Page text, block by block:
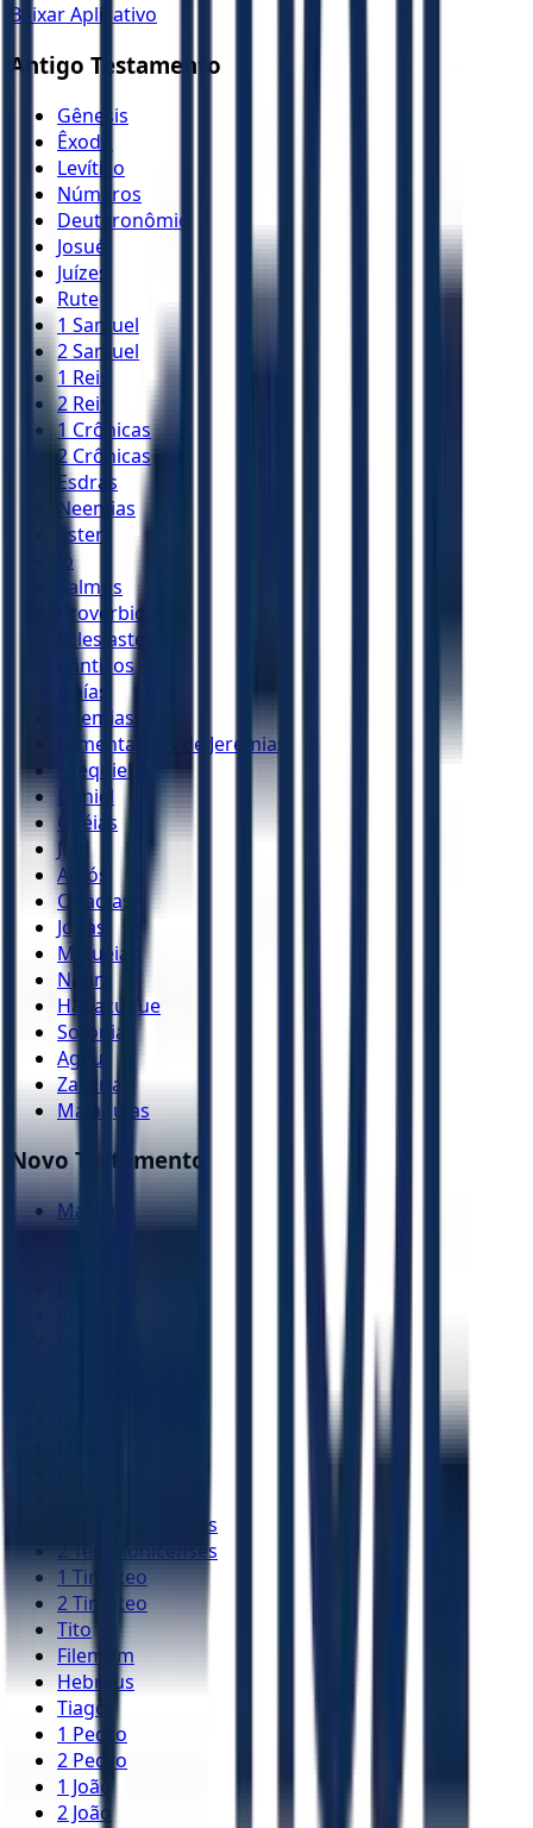
Baixar Aplicativo
Antigo Testamento
Gênesis
Êxodo
Levítico
Números
Deuteronômio
Josué
Juízes
Rute
1 Samuel
2 Samuel
1 Reis
2 Reis
1 Crônicas
2 Crônicas
Esdras
Neemias
Ester
Jó
Salmos
Provérbios
Eclesiastes
Cânticos
Isaías
Jeremias
Lamentações de Jeremias
Ezequiel
Daniel
Oséias
Joel
Amós
Obadias
Jonas
Miquéias
Naum
Habacuque
Sofonias
Ageu
Zacarias
Malaquias
Novo Testamento
Mateus
1 Tessalonicenses
2 Tessalonicenses
1 Timóteo
2 Timóteo
Tito
Filemom
Hebreus
Tiago
1 Pedro
2 Pedro
1 João
2 João